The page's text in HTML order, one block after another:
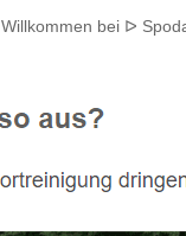
Willkommen bei ᐅ